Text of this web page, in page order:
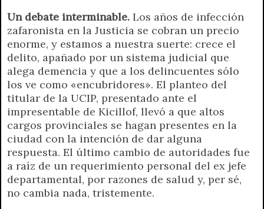
Un debate interminable. Los años de infección
zafaronista en la Justicia se cobran un precio
enorme, y estamos a nuestra suerte: crece el
delito, apañado por un sistema judicial que
alega demencia y que a los delincuentes sólo
los ve como «encubridores». El planteo del
titular de la UCIP, presentado ante el
impresentable de Kicillof, llevó a que altos
cargos provinciales se hagan presentes en la
ciudad con la intención de dar alguna
respuesta. El último cambio de autoridades fue
a raíz de un requerimiento personal del ex jefe
departamental, por razones de salud y, per sé,
no cambia nada, tristemente.